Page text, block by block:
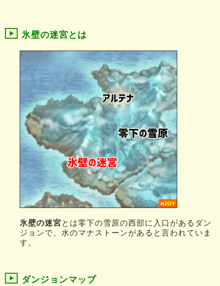
氷壁の迷宮とは
氷壁の迷宮とは零下の雪原の西部に入口があるダン
ジョンで、水のマナストーンがあると言われていま
す。
ダンジョンマップ